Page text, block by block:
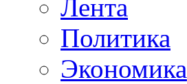
Лента
Политика
Экономика